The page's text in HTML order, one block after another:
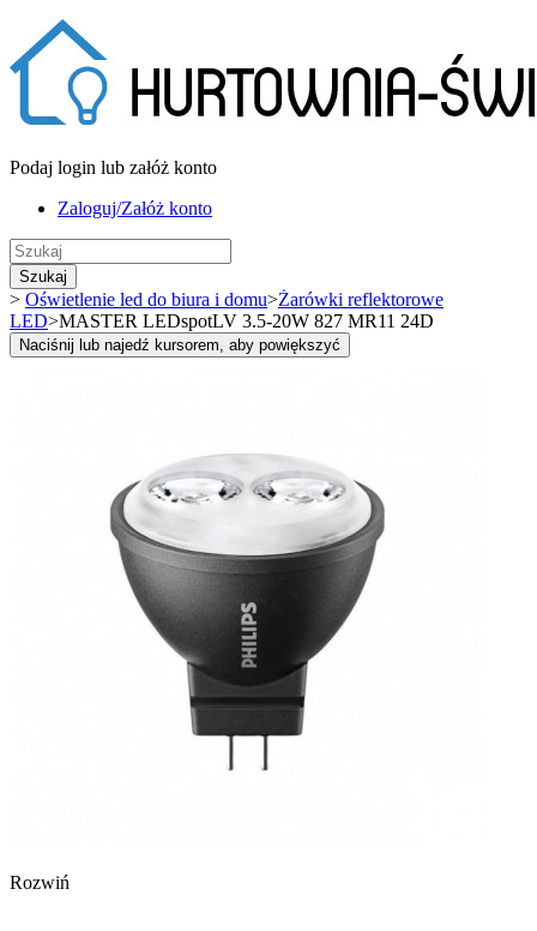
Podaj login lub załóż konto
Zaloguj/Załóż konto
Szukaj
> Oświetlenie led do biura i domu>Żarówki reflektorowe
LED>MASTER LEDspotLV 3.5-20W 827 MR11 24D
Naciśnij lub najedź kursorem, aby powiększyć
Rozwiń